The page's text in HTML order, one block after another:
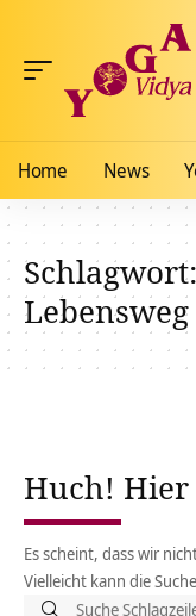
Home News
Lebensweg
Huch!
Es scheint, dass wir
Vielleicht kann die
Suche